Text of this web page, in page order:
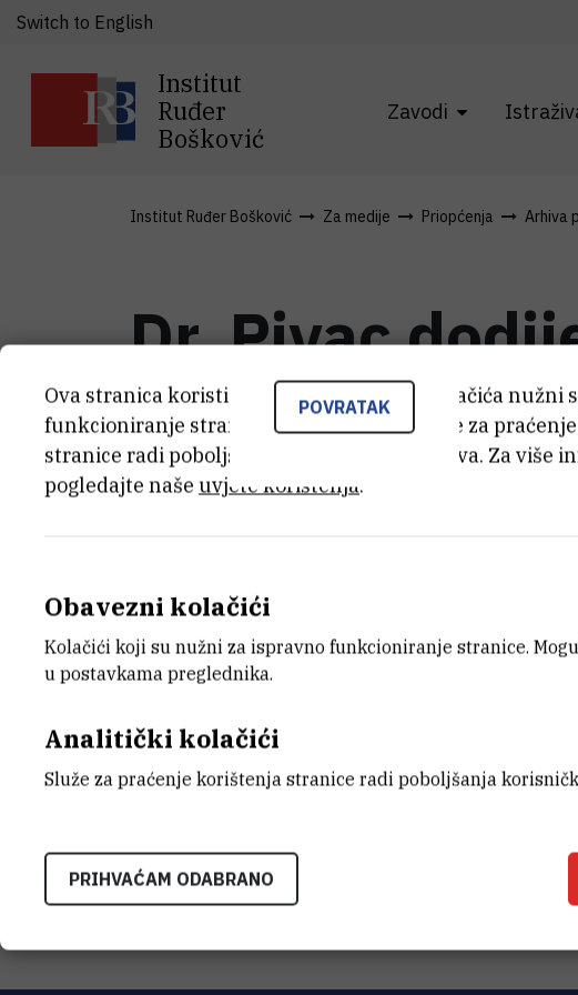
Institut
Ruđer
Bošković
Zavodi
Switch to English
Institut Ruđer Bošković Za medije Priopćenja Arhiva
Dr. Pivac
Šercer“
13.12.2012.
Danas je u prostorijama Hrvatskog liječničkog
dodijeljena nagrada „Ante Šercer“ za najbolji
raspodjele genotipova moždanog neurotrofnog
POVRATAK
Ova stranica koristi kolačiće. Neki od tih kolačića nužni
funkcioniranje stranice, dok se drugi koriste za
stranice radi poboljšanja korisničkog iskustva. Za više
pogledajte naše uvjete korištenja.
Obavezni kolačići
Kolačići koji su nužni za ispravno funkcioniranje stranice.
u postavkama preglednika.
Analitički kolačići
Služe za praćenje korištenja stranice radi poboljšanja
PRIHVAĆAM ODABRANO